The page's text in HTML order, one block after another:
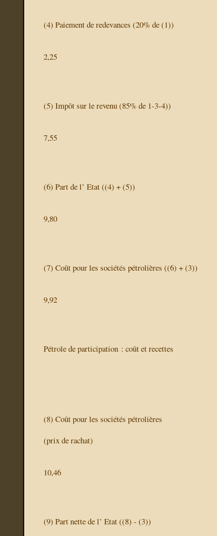
(4) Paiement de redevances (20% de (1))
2,25
(5) Impôt sur le revenu(85% de 1-3-4))
7,55
(6) Part de l’ Etat((4) + (5))
9,80
(7) Coût pour les sociétés pétrolières ((6) + (3))
9,92
Pétrole de participation : coût et recettes
(8) Coût pour les sociétés pétrolières
(prix de rachat)
10,46
(9) Part nette de l’ Etat((8) - (3))